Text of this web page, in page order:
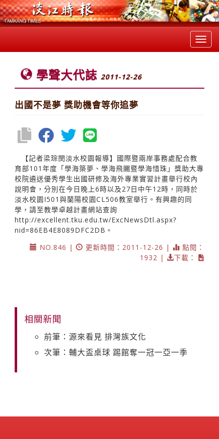
學聲大代誌 2011-12-26
出國不是夢 獎助機會等你追夢
【記者梁琮閔淡水校園報導】國際暨兩岸事務處配合教
育部101年度「學海築夢、學海飛颺暨學海惜珠」獎助大專
校院遴送優秀學生出國研修及海外專業實習計畫舉行校內
說明會，分別在今日晚上6時以及27日中午12時，同時於
淡水校園I501與蘭陽校園CL506教室舉行。有興趣的同
學，請至教學卓越計畫網站查詢
http://excellent.tku.edu.tw/ExcNewsDtl.aspx?
nid=86EB4E8089DFC2DB。
NO.846 |
更新時間：2011-12-26 |
點閱：
1932 |
下載：
相關新聞
前筆：源來看見 排灣族文化
次筆：輔大盃桌球 踢館奪一冠一亞一季